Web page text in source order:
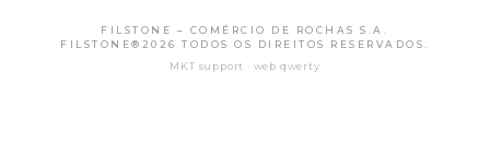
FILSTONE – COMÉRCIO DE ROCHAS S.A.
FILSTONE®2026 TODOS OS DIREITOS RESERVADOS.
MKT support · web qwerty